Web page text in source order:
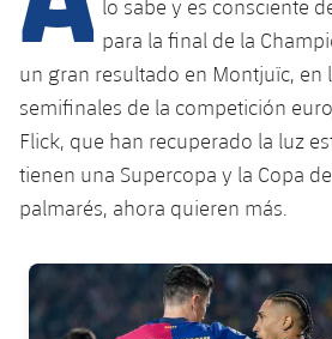
plusicon
más
Instalaciones
Spotify Camp Nou
Palau Blaugrana
Estadi Johan Cruyff
SUB13
SUB12
SUB11 A
SUB11 B
SUB10 A
SUB13 B
SUB12 C
SUB11 C
Entradas
Gameday Shows
Resultados
Jugadores
Base
Barça Atlètic
Junior
Cadete A
Infantil A
Campus Verano
PLUSICON
MÁS
Primer Equipo
plusicon
más
Actualidad
Calendario
Entradas
Barça Atlètic
plusicon
más
Actualidad
Calendario
Base
Actualidad
lo sabe y es consciente
para la final de la
un gran resultado en Montjuïc, en
semifinales de la competición
Flick, que han recuperado la luz
tienen una Supercopa y la Copa
palmarés, ahora quieren más.
FC Barcelona club badge